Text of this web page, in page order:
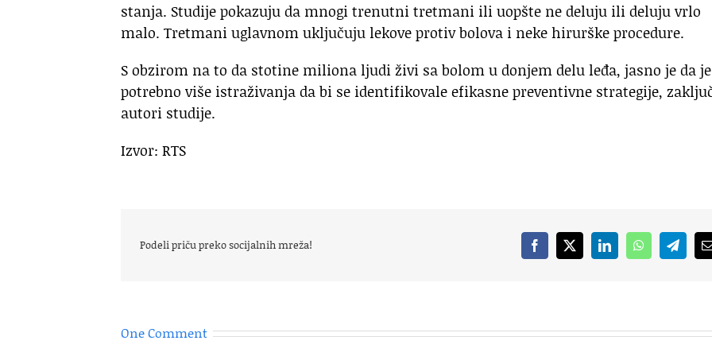
stanja. Studije pokazuju da mnogi trenutni tretmani ili uopšte ne deluju ili deluju vrlo
malo. Tretmani uglavnom uključuju lekove protiv bolova i neke hirurške procedure.
S obzirom na to da stotine miliona ljudi živi sa bolom u donjem delu leđa, jasno je da je
potrebno više istraživanja da bi se identifikovale efikasne preventivne strategije,
autori studije.
Izvor: RTS
Podeli priču preko socijalnih mreža! Facebook
X LinkedInWhatsApp
One Comment